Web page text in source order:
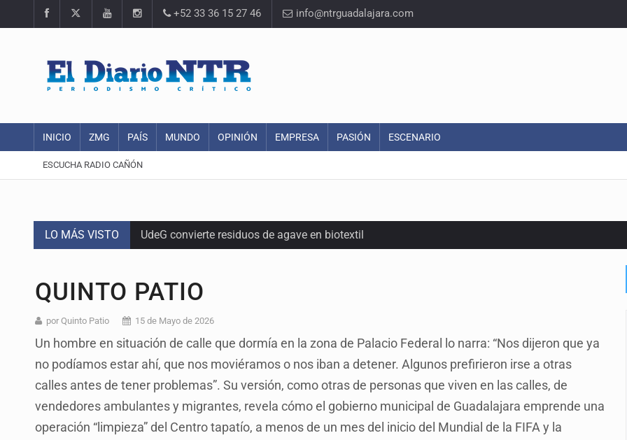
+52 33 36 15 27 46 info@ntrguadalajara.com
INICIO ZMG PAÍS MUNDO OPINIÓN EMPRESA PASIÓN ESCENARIO
ESCUCHA RADIO CAÑÓN
LO MÁS VISTO UdeG convierte residuos de agave en biotextil
Se recuperan ya de ciclosporiasis
SCJN ordena al Congreso de Jalisco eliminar la adopción simple
Fiscalía exhuma 126 cuerpos de 32 fosas
Al archivo la mitad de quejas contra el Siapa
Ya hay solicitud de audiencia de imputación en caso Eli Castro
Vecinos acusan retiro de árboles; Ijalvi niega tala
QUINTO PATIO
por Quinto Patio 15 de Mayo de 2026
Un hombre en situación de calle que dormía en la zona de Palacio Federal lo narra: “Nos dijeron que ya
no podíamos estar ahí, que nos moviéramos o nos iban a detener. Algunos prefirieron irse a otras
calles antes de tener problemas”. Su versión, como otras de personas que viven en las calles, de
vendedores ambulantes y migrantes, revela cómo el gobierno municipal de Guadalajara emprende una
operación “limpieza” del Centro tapatío, a menos de un mes del inicio del Mundial de la FIFA y la